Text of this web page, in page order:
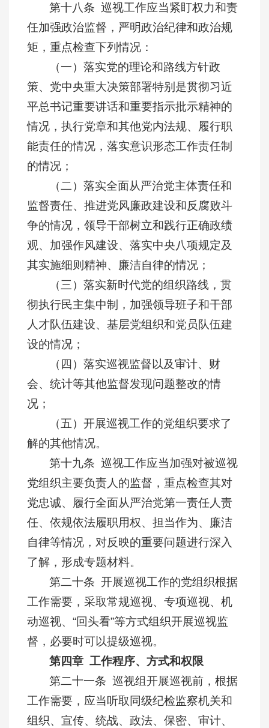
第十八条 巡视工作应当紧盯权力和责
任加强政治监督，严明政治纪律和政治规
矩，重点检查下列情况：
（一）落实党的理论和路线方针政
策、党中央重大决策部署特别是贯彻习近
平总书记重要讲话和重要指示批示精神的
情况，执行党章和其他党内法规、履行职
能责任的情况，落实意识形态工作责任制
的情况；
（二）落实全面从严治党主体责任和
监督责任、推进党风廉政建设和反腐败斗
争的情况，领导干部树立和践行正确政绩
观、加强作风建设、落实中央八项规定及
其实施细则精神、廉洁自律的情况；
（三）落实新时代党的组织路线，贯
彻执行民主集中制，加强领导班子和干部
人才队伍建设、基层党组织和党员队伍建
设的情况；
（四）落实巡视监督以及审计、财
会、统计等其他监督发现问题整改的情
况；
（五）开展巡视工作的党组织要求了
解的其他情况。
第十九条 巡视工作应当加强对被巡视
党组织主要负责人的监督，重点检查其对
党忠诚、履行全面从严治党第一责任人责
任、依规依法履职用权、担当作为、廉洁
自律等情况，对反映的重要问题进行深入
了解，形成专题材料。
第二十条 开展巡视工作的党组织根据
工作需要，采取常规巡视、专项巡视、机
动巡视、“回头看”等方式组织开展巡视监
督，必要时可以提级巡视。
第四章 工作程序、方式和权限
第二十一条 巡视组开展巡视前，根据
工作需要，应当听取同级纪检监察机关和
组织、宣传、统战、政法、保密、审计、